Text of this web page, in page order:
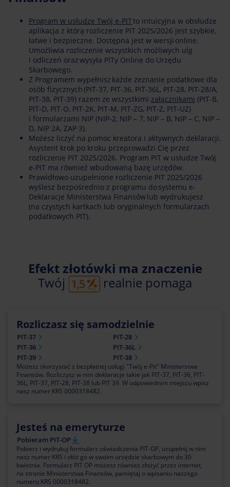
Program w usłudze Twój e-PITto intuicyjna w obsłudze
aplikacja z którą rozliczenie PIT 2025/2026 jest szybkie,
łatwe i bezpieczne. Dostępna jest w wersji online.
Umożliwia rozliczenie wszystkich możliwych ulg
i odliczeń oraz wysyła PITy Online do Urzędu
Skarbowego.
Z Programem wypełnisz każde zeznanie podatkowe dla
osób fizycznych (PIT-37, PIT-36, PIT-36L, PIT-28, PIT-28/A,
PIT-38, PIT-39) razem ze wszystkimi załącznikami (PIT-B,
PIT-D, PIT-O, PIT-2K, PIT-M, PIT-ZG, PIT-Z, PIT-UZ)
i formularzami NIP (NIP-2, NIP – 7, NIP – B, NIP – C, NIP –
D, NIP 2A, ZAP 3).
Możesz liczyć na pomoc kreatora i aktywnych deklaracji.
Asystent krok po kroku przeprowadzi Cię przez
rozliczenie PIT 2025/2026. Program PIT w usłudze Twój
e-PIT ma również wbudowaną bazę urzędów.
Prawidłowo uzupełnione rozliczenie PIT 2025/2026
wyślesz bezpośrednio z programu do systemu e-
Deklaracje Ministerstwa Finansów lub wydrukujesz
(na czystych kartkach lub oryginalnych formularzach
podatkowych PIT).
Efekt złotówki ma znaczenie
Twój
realnie pomaga
Rozliczasz się samodzielnie
PIT-37
PIT-28
PIT-36
PIT-36L
PIT-39
PIT-38
Możesz skorzystać z bezpłatnej usługi "Twój e-Pit" Ministerstwa
Finansów. Rozliczysz w nim deklaracje takie jak PIT-37, PIT-36, PIT-
36L, PIT-37, PIT-28, PIT-38 lub PIT 39. W odpowiednim miejscu wpisz
nasz numer KRS 0000318482.
Jesteś na emeryturze
Pobieram PIT-OP
Pobierz i wydrukuj formularz oświadczenia PIT-OP, uzupełnij w nim
nasz numer KRS i złóż go w swoim urzędzie skarbowym do 30
kwietnia. Formularz PIT OP możesz również złożyć przez internet,
na stronie Ministerstwa Finansów, pamiętaj o wpisaniu naszego
numeru KRS 0000318482.